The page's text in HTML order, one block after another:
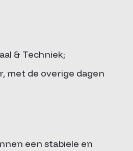
& Techniek;
met de overige dagen
een stabiele en